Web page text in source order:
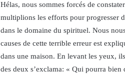
Hélas, nous sommes forcés de
multiplions les efforts pour progresser
dans le domaine du spirituel. Nous
causes de cette terrible erreur est
dans une maison. En levant les yeux,
des deux s’exclama: « Qui pourra bien